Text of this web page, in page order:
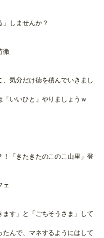
」しませんか？
徴
気分だけ徳を積んでいきまし
いいひと」やりましょうｗ
！「きたきたのこのこ山里」登
ェ
す」と「ごちそうさま」して
んで、マネするようにはして